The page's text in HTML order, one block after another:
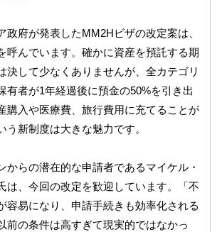
政府が発表したMM2Hビザの改定案は、
呼んでいます。確かに資産を預託する期
決して少なくありませんが、全カテゴリ
有者が1年経過後に預金の50%を引き出
購入や医療費、旅行費用に充てることが
う新制度は大きな魅力です。
からの潜在的な申請者であるマイケル・
は、今回の改定を歓迎しています。「不
容易になり、申請手続きも効率化される
前の条件は高すぎて現実的ではなかっ